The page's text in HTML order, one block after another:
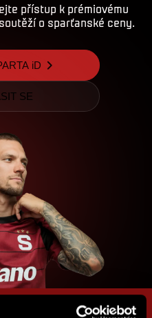
přístup k prémiovému
o sparťanské ceny.
iD
SE